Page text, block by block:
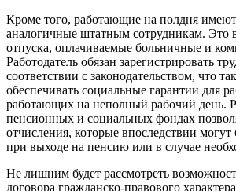
Кроме того, работающие на полдня
аналогичные штатным сотрудникам. Это
отпуска, оплачиваемые больничные и
Работодатель обязан зарегистрировать
соответствии с законодательством, что
обеспечивать социальные гарантии для
работающих на неполный рабочий день.
пенсионных и социальных фондах
отчисления, которые впоследствии
при выходе на пенсию или в случае
Не лишним будет рассмотреть
договора гражданско-правового